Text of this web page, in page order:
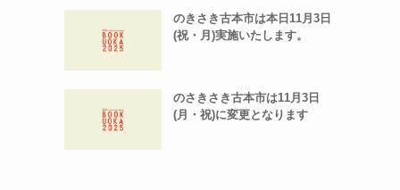
のきさき古本市は本日11月3日
(祝・月)実施いたします。
のさきさき古本市は11月3日
(月・祝)に変更となります